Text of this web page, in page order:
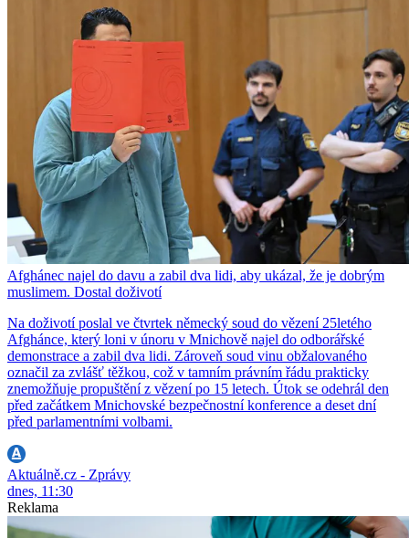
Afghánec najel do davu a zabil dva lidi, aby ukázal, že je dobrým
muslimem. Dostal doživotí
Na doživotí poslal ve čtvrtek německý soud do vězení 25letého
Afghánce, který loni v únoru v Mnichově najel do odborářské
demonstrace a zabil dva lidi. Zároveň soud vinu obžalovaného
označil za zvlášť těžkou, což v tamním právním řádu prakticky
znemožňuje propuštění z vězení po 15 letech. Útok se odehrál den
před začátkem Mnichovské bezpečnostní konference a deset dní
před parlamentními volbami.
Aktuálně.cz - Zprávy
dnes, 11:30
Reklama